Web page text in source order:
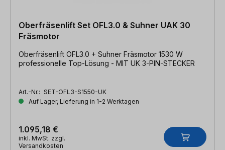
Oberfräsenlift Set OFL3.0 & Suhner UAK 30
Fräsmotor
Oberfräsenlift OFL3.0 + Suhner Fräsmotor 1530 W
professionelle Top-Lösung - MIT UK 3-PIN-STECKER
Art.-Nr.: SET-OFL3-S1550-UK
Auf Lager, Lieferung in 1-2 Werktagen
1.095,18 €
inkl. MwSt. zzgl.
Versandkosten